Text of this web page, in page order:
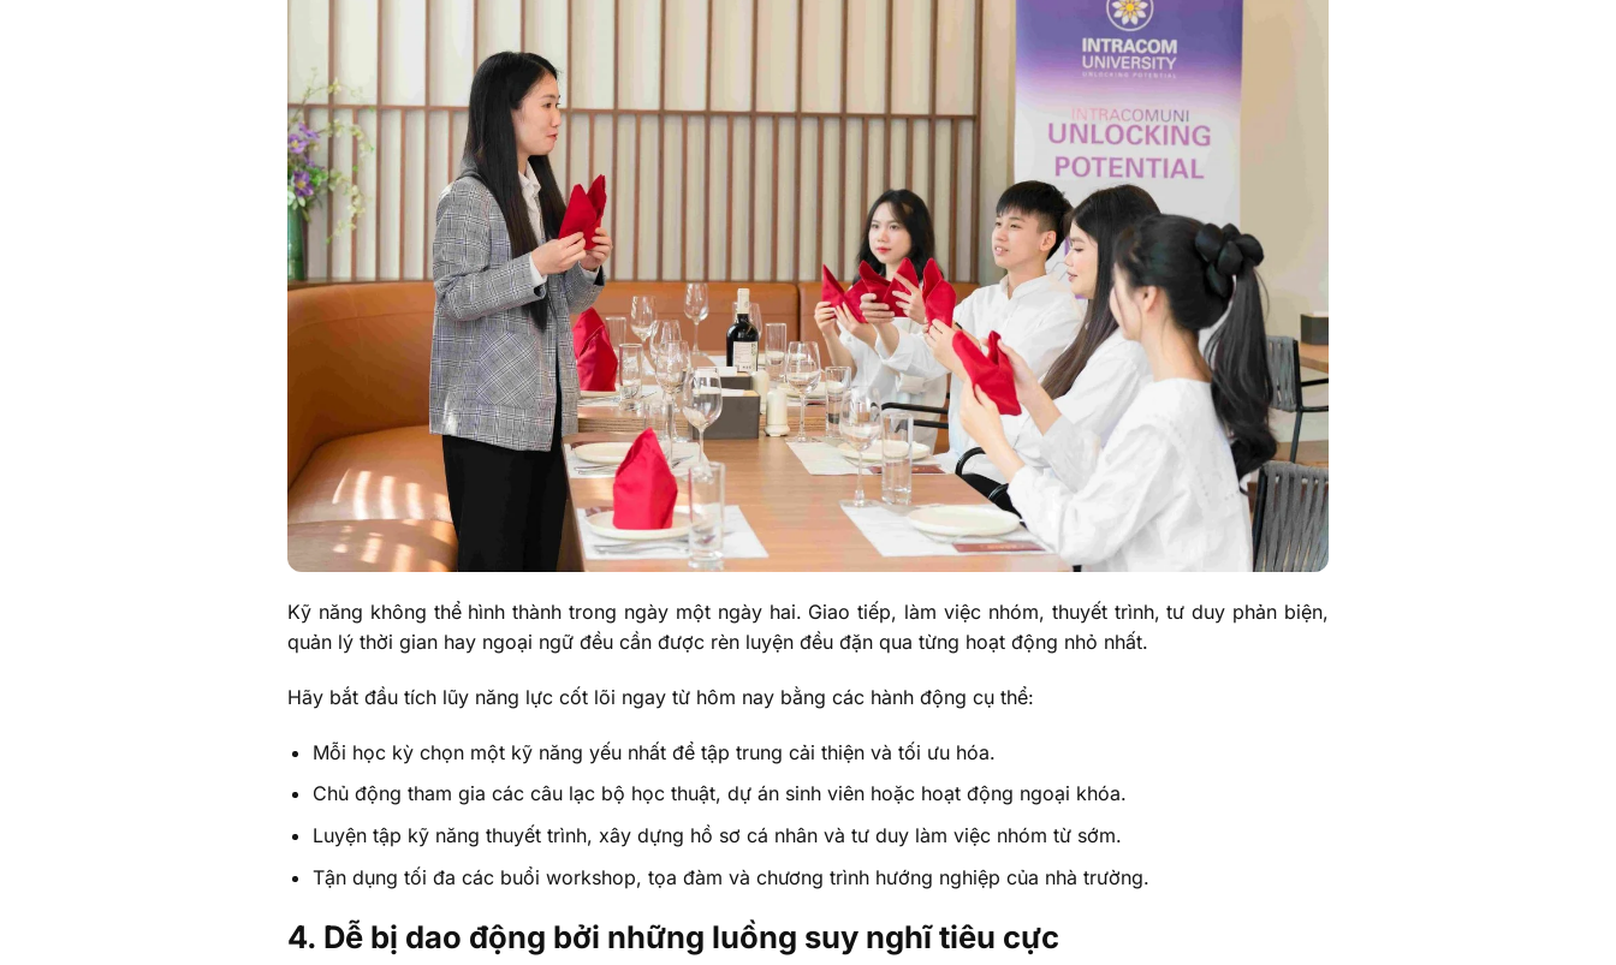
Kỹ năng không thể hình thành trong ngày một ngày hai. Giao tiếp, làm việc nhóm, thuyết trình, tư duy phản biện,
quản lý thời gian hay ngoại ngữ đều cần được rèn luyện đều đặn qua từng hoạt động nhỏ nhất.
Hãy bắt đầu tích lũy năng lực cốt lõi ngay từ hôm nay bằng các hành động cụ thể:
Mỗi học kỳ chọn một kỹ năng yếu nhất để tập trung cải thiện và tối ưu hóa.
Chủ động tham gia các câu lạc bộ học thuật, dự án sinh viên hoặc hoạt động ngoại khóa.
Luyện tập kỹ năng thuyết trình, xây dựng hồ sơ cá nhân và tư duy làm việc nhóm từ sớm.
Tận dụng tối đa các buổi workshop, tọa đàm và chương trình hướng nghiệp của nhà trường.
4. Dễ bị dao động bởi những luồng suy nghĩ tiêu cực